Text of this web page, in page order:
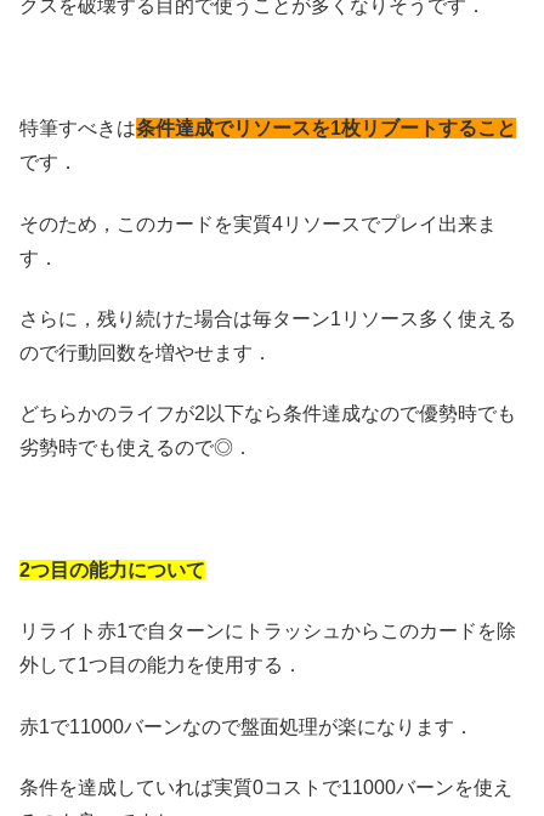
クスを破壊する目的で使うことが多くなりそうです．
特筆すべきは条件達成でリソースを1枚リブートすること
です．
そのため，このカードを実質4リソースでプレイ出来ま
す．
さらに，残り続けた場合は毎ターン1リソース多く使える
ので行動回数を増やせます．
どちらかのライフが2以下なら条件達成なので優勢時でも
劣勢時でも使えるので◎．
2つ目の能力について
リライト赤1で自ターンにトラッシュからこのカードを除
外して1つ目の能力を使用する．
赤1で11000バーンなので盤面処理が楽になります．
条件を達成していれば実質0コストで11000バーンを使え